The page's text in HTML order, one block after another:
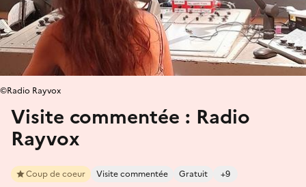
Visite commentée : Radio
Rayvox
Coup de coeur Visite commentée Gratuit +9
©Radio Rayvox